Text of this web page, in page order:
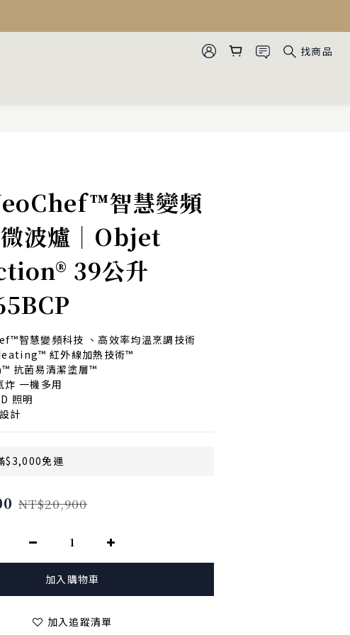
找商品
智慧變頻
波爐｜Objet
39公升
智慧變頻科技 、高效率均溫烹調技術
紅外線加熱技術™
抗菌易清潔塗層™
一機多用
照明
計
$3,000免運
NT$20,900
加入購物車
加入追蹤清單